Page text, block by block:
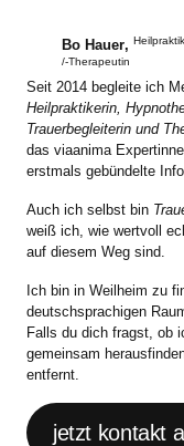
Bo Hauer,
/-Therapeutin
Seit 2014 begleite ich
Heilpraktikerin,
Trauerbegleiterin und
das viaanima
erstmals gebündelte
Auch ich selbst bin
weiß ich, wie wertvoll
auf diesem Weg sind.
Ich bin in Weilheim zu
deutschsprachigen
Falls du dich fragst, ob
gemeinsam
entfernt.
jetzt kontakt